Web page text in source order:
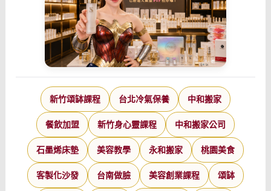
新竹頌缽課程 台北冷氣保養 中和搬家
餐飲加盟 新竹身心靈課程 中和搬家公司
石墨烯床墊 美容教學 永和搬家 桃園美食
客製化沙發 台南做臉 美容創業課程 頌缽